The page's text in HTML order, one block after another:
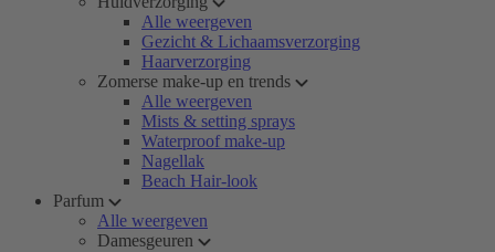
Alle weergeven
Gezicht & Lichaamsverzorging
Haarverzorging
Zomerse make-up en trends
Alle weergeven
Mists & setting sprays
Waterproof make-up
Nagellak
Beach Hair-look
Parfum
Alle weergeven
Damesgeuren